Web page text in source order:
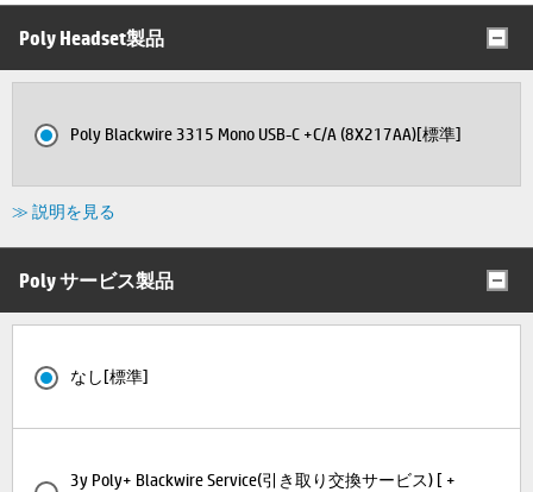
Poly Headset製品
Poly Blackwire 3315 Mono USB-C +C/A (8X217AA)[標準]
≫ 説明を見る
Poly サービス製品
なし[標準]
3y Poly+ Blackwire Service(引き取り交換サービス) [ +